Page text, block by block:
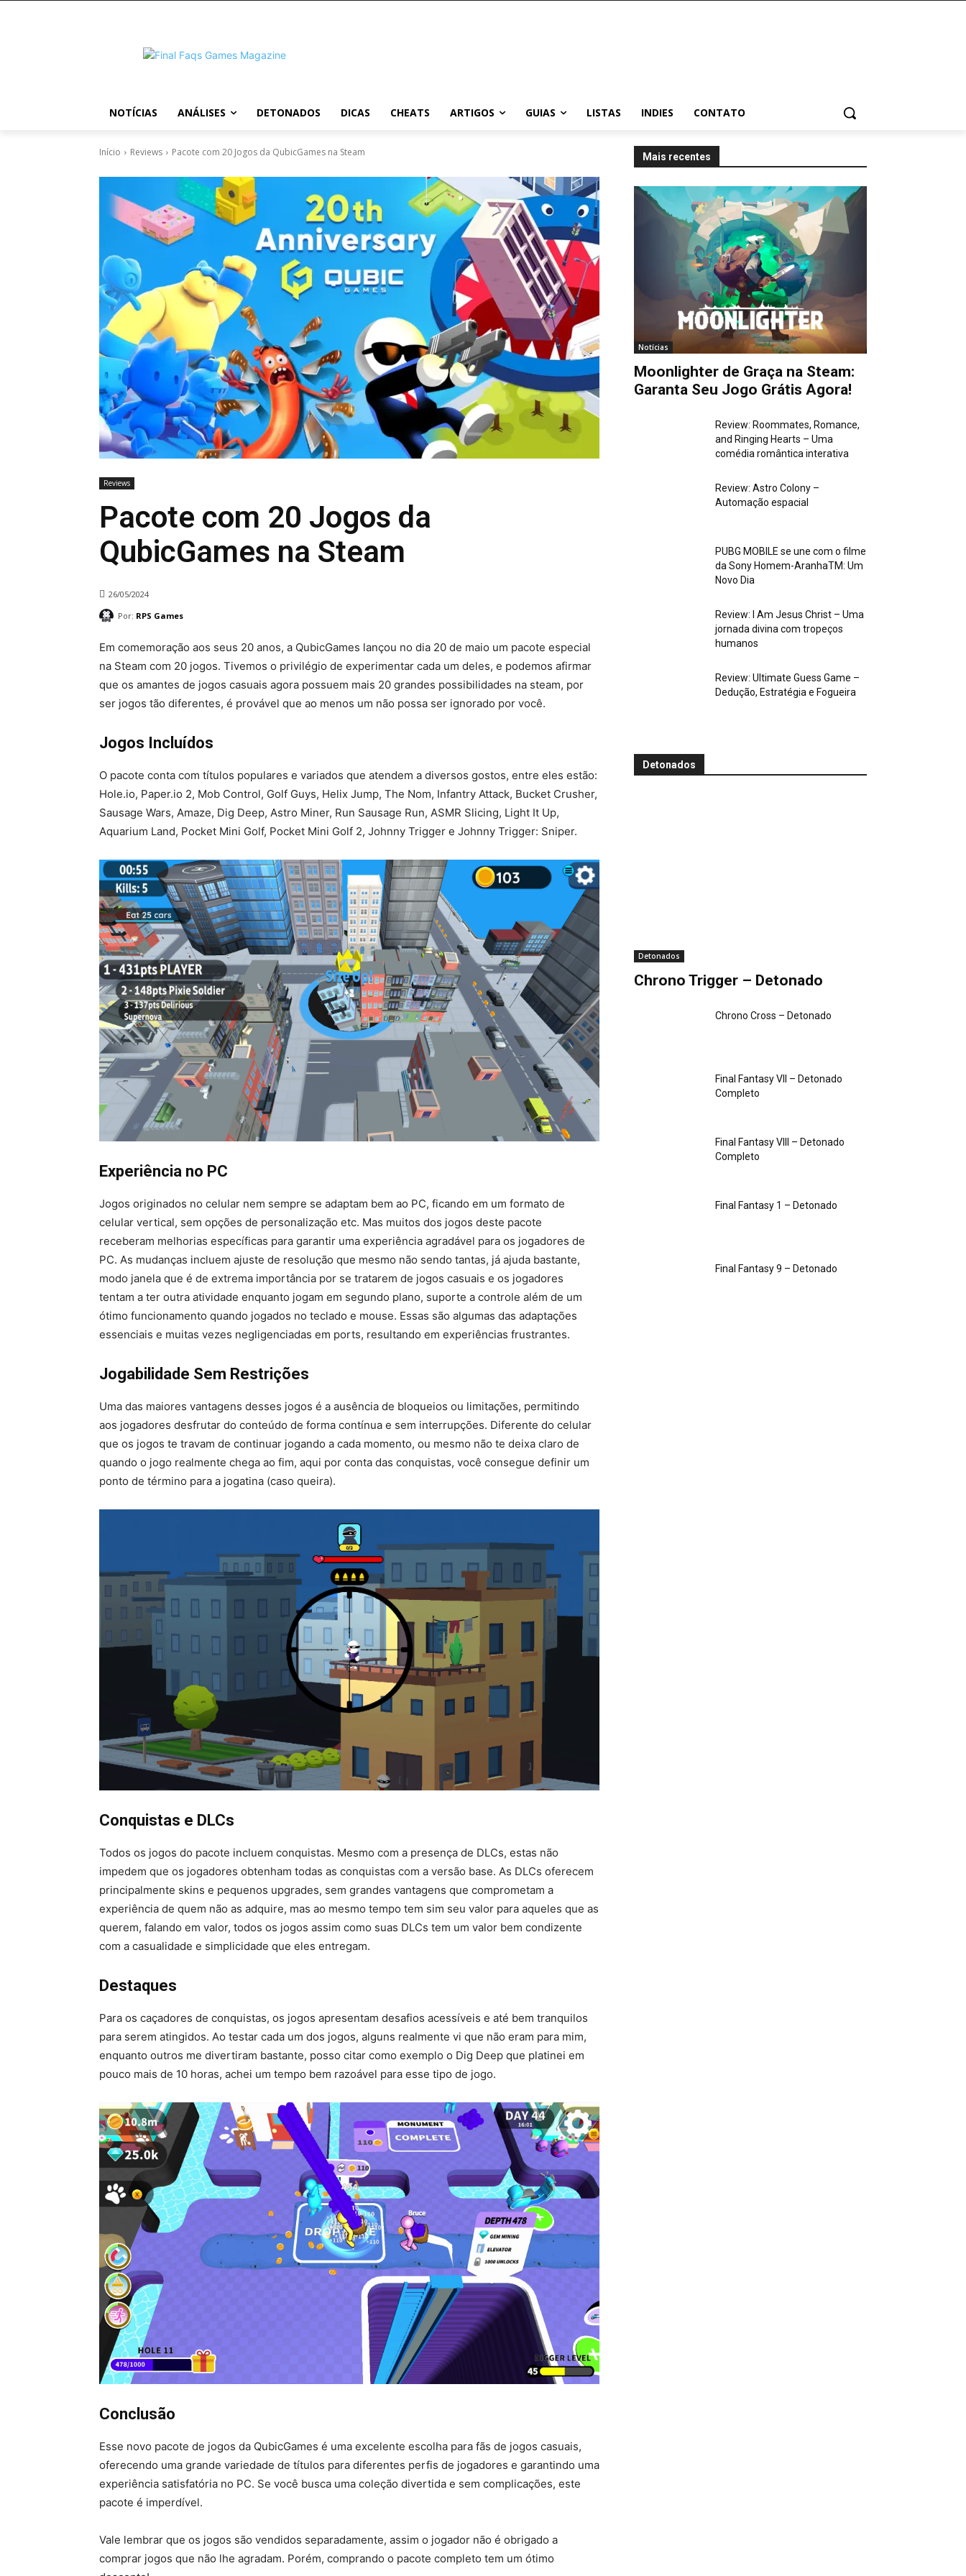
NOTÍCIAS ANÁLISES DETONADOS DICAS CHEATS ARTIGOS GUIAS LISTAS INDIES CONTATO
Início Reviews Pacote com 20 Jogos da QubicGames na Steam
Reviews
Pacote com 20 Jogos da
QubicGames na Steam
26/05/2024
Por: RPS Games
Em comemoração aos seus 20 anos, a QubicGames lançou no dia 20 de maio um pacote especial
na Steam com 20 jogos. Tivemos o privilégio de experimentar cada um deles, e podemos afirmar
que os amantes de jogos casuais agora possuem mais 20 grandes possibilidades na steam, por
ser jogos tão diferentes, é provável que ao menos um não possa ser ignorado por você.
Jogos Incluídos
O pacote conta com títulos populares e variados que atendem a diversos gostos, entre eles estão:
Hole.io, Paper.io 2, Mob Control, Golf Guys, Helix Jump, The Nom, Infantry Attack, Bucket Crusher,
Sausage Wars, Amaze, Dig Deep, Astro Miner, Run Sausage Run, ASMR Slicing, Light It Up,
Aquarium Land, Pocket Mini Golf, Pocket Mini Golf 2, Johnny Trigger e Johnny Trigger: Sniper.
Experiência no PC
Jogos originados no celular nem sempre se adaptam bem ao PC, ficando em um formato de
celular vertical, sem opções de personalização etc. Mas muitos dos jogos deste pacote
receberam melhorias específicas para garantir uma experiência agradável para os jogadores de
PC. As mudanças incluem ajuste de resolução que mesmo não sendo tantas, já ajuda bastante,
modo janela que é de extrema importância por se tratarem de jogos casuais e os jogadores
tentam a ter outra atividade enquanto jogam em segundo plano, suporte a controle além de um
ótimo funcionamento quando jogados no teclado e mouse. Essas são algumas das adaptações
essenciais e muitas vezes negligenciadas em ports, resultando em experiências frustrantes.
Jogabilidade Sem Restrições
Uma das maiores vantagens desses jogos é a ausência de bloqueios ou limitações, permitindo
aos jogadores desfrutar do conteúdo de forma contínua e sem interrupções. Diferente do celular
que os jogos te travam de continuar jogando a cada momento, ou mesmo não te deixa claro de
quando o jogo realmente chega ao fim, aqui por conta das conquistas, você consegue definir um
ponto de término para a jogatina (caso queira).
Conquistas e DLCs
Todos os jogos do pacote incluem conquistas. Mesmo com a presença de DLCs, estas não
impedem que os jogadores obtenham todas as conquistas com a versão base. As DLCs oferecem
principalmente skins e pequenos upgrades, sem grandes vantagens que comprometam a
experiência de quem não as adquire, mas ao mesmo tempo tem sim seu valor para aqueles que as
querem, falando em valor, todos os jogos assim como suas DLCs tem um valor bem condizente
com a casualidade e simplicidade que eles entregam.
Destaques
Para os caçadores de conquistas, os jogos apresentam desafios acessíveis e até bem tranquilos
para serem atingidos. Ao testar cada um dos jogos, alguns realmente vi que não eram para mim,
enquanto outros me divertiram bastante, posso citar como exemplo o Dig Deep que platinei em
pouco mais de 10 horas, achei um tempo bem razoável para esse tipo de jogo.
Conclusão
Esse novo pacote de jogos da QubicGames é uma excelente escolha para fãs de jogos casuais,
oferecendo uma grande variedade de títulos para diferentes perfis de jogadores e garantindo uma
experiência satisfatória no PC. Se você busca uma coleção divertida e sem complicações, este
pacote é imperdível.
Vale lembrar que os jogos são vendidos separadamente, assim o jogador não é obrigado a
comprar jogos que não lhe agradam. Porém, comprando o pacote completo tem um ótimo
Mais recentes
Notícias
Moonlighter de Graça na Steam:
Garanta Seu Jogo Grátis Agora!
Review: Roommates, Romance,
and Ringing Hearts – Uma
comédia romântica interativa
Review: Astro Colony –
Automação espacial
PUBG MOBILE se une com o filme
da Sony Homem-AranhaTM: Um
Novo Dia
Review: I Am Jesus Christ – Uma
jornada divina com tropeços
humanos
Review: Ultimate Guess Game –
Dedução, Estratégia e Fogueira
Detonados
Detonados
Chrono Trigger – Detonado
Chrono Cross – Detonado
Final Fantasy VII – Detonado
Completo
Final Fantasy VIII – Detonado
Completo
Final Fantasy 1 – Detonado
Final Fantasy 9 – Detonado